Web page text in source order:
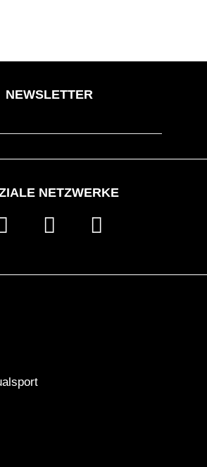
NEWSLETTER
NETZWERKE